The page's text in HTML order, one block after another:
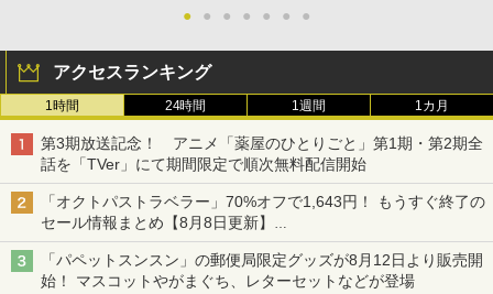
● ● ● ● ● ● ●
アクセスランキング
1時間 24時間 1週間 1カ月
第3期放送記念！ アニメ「薬屋のひとりごと」第1期・第2期全
話を「TVer」にて期間限定で順次無料配信開始
「オクトパストラベラー」70%オフで1,643円！ もうすぐ終了の
セール情報まとめ【8月8日更新】
ニンテンドーeショップでは「大神 絶景版」が67%オフで990円
「パペットスンスン」の郵便局限定グッズが8月12日より販売開
始！ マスコットやがまぐち、レターセットなどが登場